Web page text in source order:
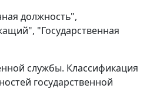
должность",
"Государственная
службы. Классификация
государственной